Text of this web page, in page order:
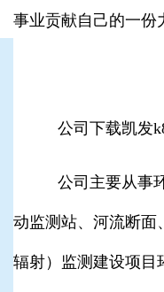
事业贡献自己的一份
公司下载凯发
公司主要从事
动监测站、河流断面
辐射） 监测建设项目